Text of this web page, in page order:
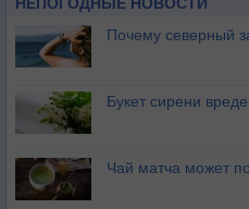
НЕПОГОДНЫЕ НОВОСТИ
Почему северный
Букет сирени
Чай матча может